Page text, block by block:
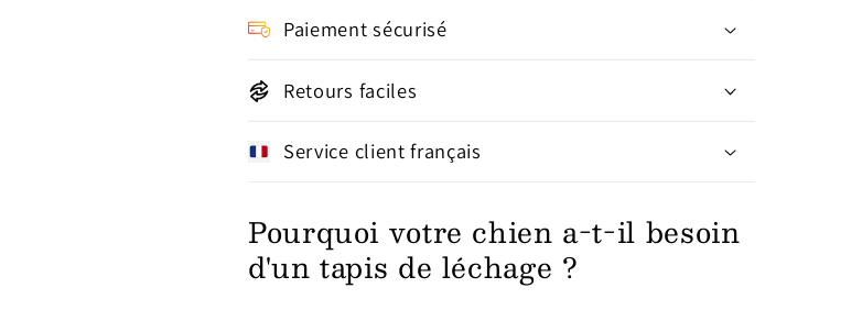
Paiement sécurisé
Retours faciles
Service client français
Pourquoi votre chien a-t-il besoin
d'un tapis de léchage ?